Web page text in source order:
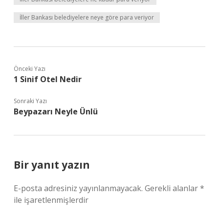
İller Bankası belediyelere neye göre para veriyor
Önceki Yazı
1 Sinif Otel Nedir
Sonraki Yazı
Beypazarı Neyle Ünlü
Bir yanıt yazın
E-posta adresiniz yayınlanmayacak. Gerekli alanlar*
ile işaretlenmişlerdir